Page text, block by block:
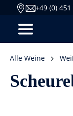
+49 (0)
Alle Weine